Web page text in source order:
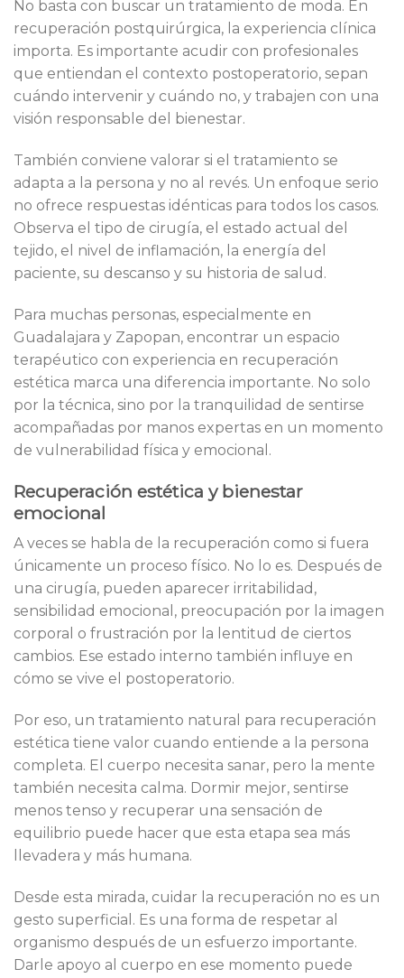
No basta con buscar un tratamiento de moda. En
recuperación postquirúrgica, la experiencia clínica
importa. Es importante acudir con profesionales
que entiendan el contexto postoperatorio, sepan
cuándo intervenir y cuándo no, y trabajen con una
visión responsable del bienestar.
También conviene valorar si el tratamiento se
adapta a la persona y no al revés. Un enfoque serio
no ofrece respuestas idénticas para todos los casos.
Observa el tipo de cirugía, el estado actual del
tejido, el nivel de inflamación, la energía del
paciente, su descanso y su historia de salud.
Para muchas personas, especialmente en
Guadalajara y Zapopan, encontrar un espacio
terapéutico con experiencia en recuperación
estética marca una diferencia importante. No solo
por la técnica, sino por la tranquilidad de sentirse
acompañadas por manos expertas en un momento
de vulnerabilidad física y emocional.
Recuperación estética y bienestar
emocional
A veces se habla de la recuperación como si fuera
únicamente un proceso físico. No lo es. Después de
una cirugía, pueden aparecer irritabilidad,
sensibilidad emocional, preocupación por la imagen
corporal o frustración por la lentitud de ciertos
cambios. Ese estado interno también influye en
cómo se vive el postoperatorio.
Por eso, un tratamiento natural para recuperación
estética tiene valor cuando entiende a la persona
completa. El cuerpo necesita sanar, pero la mente
también necesita calma. Dormir mejor, sentirse
menos tenso y recuperar una sensación de
equilibrio puede hacer que esta etapa sea más
llevadera y más humana.
Desde esta mirada, cuidar la recuperación no es un
gesto superficial. Es una forma de respetar al
organismo después de un esfuerzo importante.
Darle apoyo al cuerpo en ese momento puede